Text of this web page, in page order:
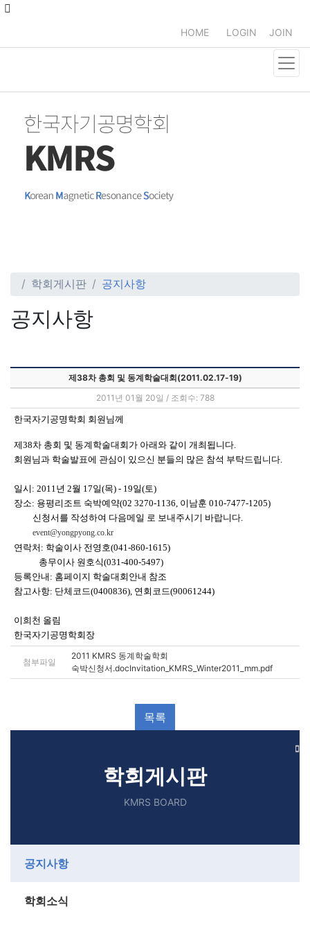
LOGIN JOIN
HOME
학회게시판 공지사항
공지사항
제38차 총회 및 동계학술대회(2011.02.17-19)
2011년 01월 20일 / 조회수: 788
한국자기공명학회 회원님께
제38차 총회 및 동계학술대회가 아래와 같이 개최됩니다.
회원님과 학술발표에 관심이 있으신 분들의 많은 참석 부탁드립니다.
일시: 2011년 2월 17일(목) - 19일(토)
장소: 용평리조트 숙박예약(02 3270-1136, 이남훈 010-7477-1205)
신청서를 작성하여 다음메일 로 보내주시기 바랍니다.
event@yongpyong.co.kr
연락처: 학술이사 전영호(041-860-1615)
총무이사 원호식(031-400-5497)
등록안내: 홈페이지 학술대회안내 참조
참고사항: 단체코드(0400836), 연회코드(90061244)
이희천 올림
한국자기공명학회장
첨부파일
2011 KMRS 동계학술학회
숙박신청서.docInvitation_KMRS_Winter2011_mm.pdf
학회게시판
KMRS BOARD
공지사항
학회소식